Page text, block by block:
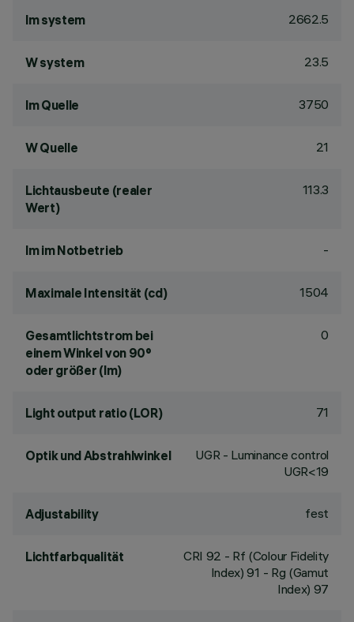
lm system 2662.5
W system 23.5
lm Quelle 3750
W Quelle 21
Lichtausbeute (realer
Wert)
113.3
lm im Notbetrieb -
Maximale Intensität (cd) 1504
Gesamtlichtstrom bei
einem Winkel von 90°
oder größer (lm)
0
Light output ratio (LOR) 71
Optik und Abstrahlwinkel
UGR - Luminance control
UGR<19
Adjustability fest
Lichtfarbqualität CRI 92 - Rf (Colour Fidelity
Index) 91 - Rg (Gamut
Index) 97